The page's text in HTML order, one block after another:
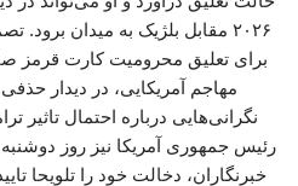
۲۰۲۶ مقابل بلژیک به میدان
برای تعلیق محرومیت کارت قرمز
مهاجم آمریکایی، در دیدار
نگرانی‌هایی درباره احتمال تاثیر
رئیس جمهوری آمریکا نیز روز
خبرنگاران، دخالت خود را تلویحا